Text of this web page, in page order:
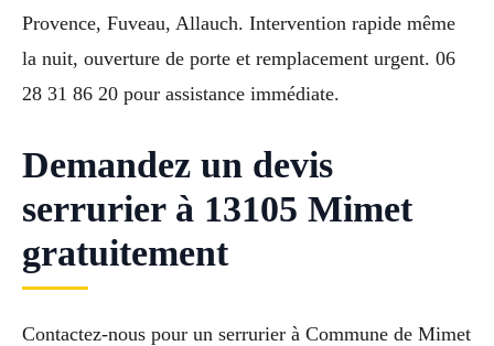
Provence, Fuveau, Allauch. Intervention rapide même
la nuit, ouverture de porte et remplacement urgent. 06
28 31 86 20 pour assistance immédiate.
Demandez un devis
serrurier à 13105 Mimet
gratuitement
Contactez-nous pour un serrurier à Commune de Mimet